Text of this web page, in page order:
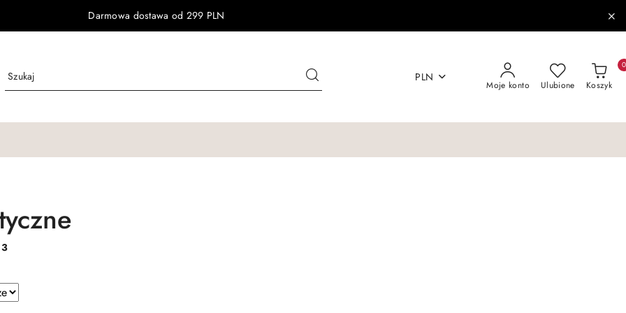
Darmowa dostawa od 299 PLN
PLN
Moje konto Ulubione Koszyk
0
3